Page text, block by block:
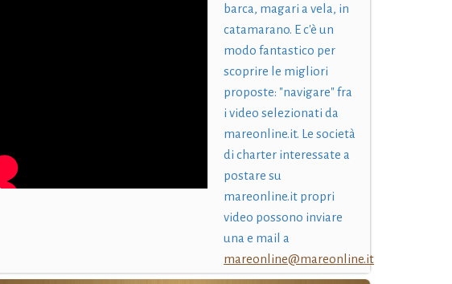
barca, magari a vela, in
catamarano. E c'è un
modo fantastico per
scoprire le migliori
proposte: "navigare" fra
i video selezionati da
mareonline.it. Le società
di charter interessate a
postare su
mareonline.it propri
video possono inviare
una e mail a
mareonline@mareonline.it